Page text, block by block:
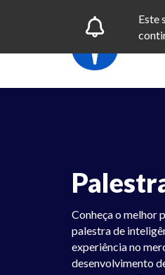
Este
Conheça o melhor
palestra de
experiência no
desenvolvimento